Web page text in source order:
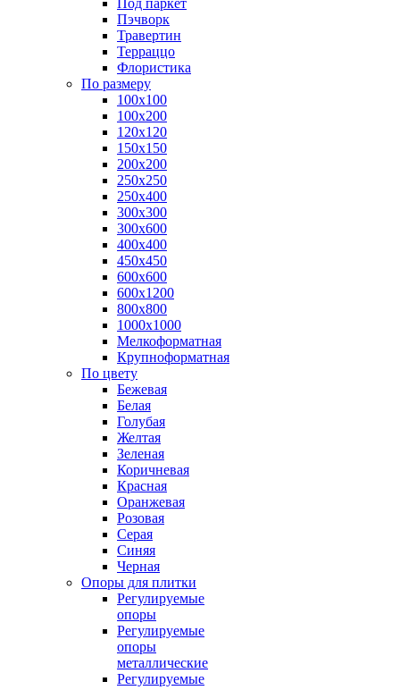
Под паркет
Пэчворк
Травертин
Терраццо
Флористика
По размеру
100х100
100х200
120х120
150х150
200х200
250х250
250х400
300х300
300х600
400х400
450х450
600х600
600х1200
800х800
1000х1000
Мелкоформатная
Крупноформатная
По цвету
Бежевая
Белая
Голубая
Желтая
Зеленая
Коричневая
Красная
Оранжевая
Розовая
Серая
Синяя
Черная
Опоры для плитки
Регулируемые
опоры
Регулируемые
опоры
металлические
Регулируемые